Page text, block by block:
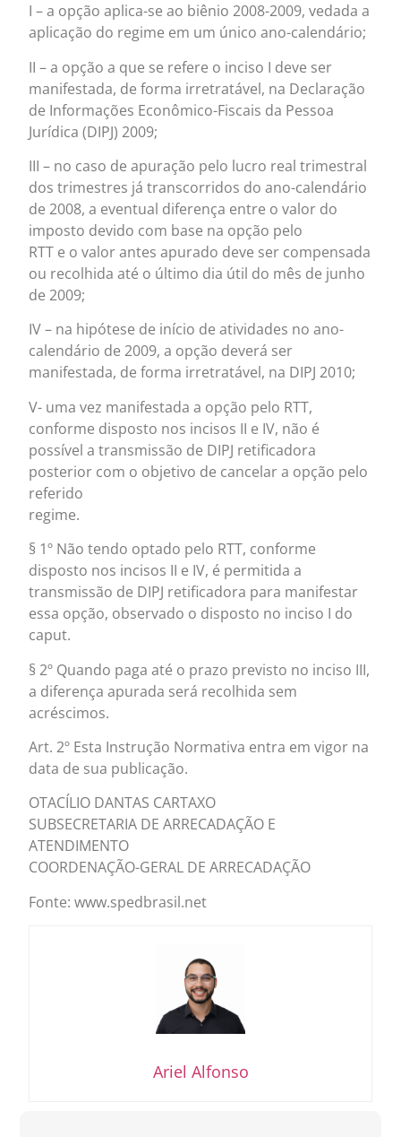
I – a opção aplica-se ao biênio 2008-2009, vedada a
aplicação do regime em um único ano-calendário;
II – a opção a que se refere o inciso I deve ser
manifestada, de forma irretratável, na Declaração
de Informações Econômico-Fiscais da Pessoa
Jurídica (DIPJ) 2009;
III – no caso de apuração pelo lucro real trimestral
dos trimestres já transcorridos do ano-calendário
de 2008, a eventual diferença entre o valor do
imposto devido com base na opção pelo
RTT e o valor antes apurado deve ser compensada
ou recolhida até o último dia útil do mês de junho
de 2009;
IV – na hipótese de início de atividades no ano-
calendário de 2009, a opção deverá ser
manifestada, de forma irretratável, na DIPJ 2010;
V- uma vez manifestada a opção pelo RTT,
conforme disposto nos incisos II e IV, não é
possível a transmissão de DIPJ retificadora
posterior com o objetivo de cancelar a opção pelo
referido
regime.
§ 1º Não tendo optado pelo RTT, conforme
disposto nos incisos II e IV, é permitida a
transmissão de DIPJ retificadora para manifestar
essa opção, observado o disposto no inciso I do
caput.
§ 2º Quando paga até o prazo previsto no inciso III,
a diferença apurada será recolhida sem
acréscimos.
Art. 2º Esta Instrução Normativa entra em vigor na
data de sua publicação.
OTACÍLIO DANTAS CARTAXO
SUBSECRETARIA DE ARRECADAÇÃO E
ATENDIMENTO
COORDENAÇÃO-GERAL DE ARRECADAÇÃO
Fonte: www.spedbrasil.net
Ariel Alfonso